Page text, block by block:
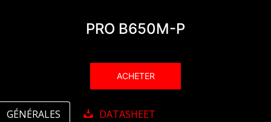
PRO B650M-P
ACHETER
GÉNÉRALES DATASHEET